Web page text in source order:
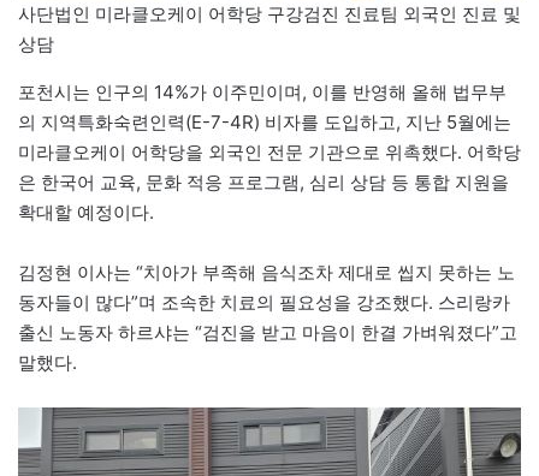
사단법인 미라클오케이 어학당 구강검진 진료팀 외국인 진료 및
상담
포천시는 인구의 14%가 이주민이며, 이를 반영해 올해 법무부
의 지역특화숙련인력(E-7-4R) 비자를 도입하고, 지난 5월에는
미라클오케이 어학당을 외국인 전문 기관으로 위촉했다. 어학당
은 한국어 교육, 문화 적응 프로그램, 심리 상담 등 통합 지원을
확대할 예정이다.
김정현 이사는 “치아가 부족해 음식조차 제대로 씹지 못하는 노
동자들이 많다”며 조속한 치료의 필요성을 강조했다. 스리랑카
출신 노동자 하르샤는 “검진을 받고 마음이 한결 가벼워졌다”고
말했다.